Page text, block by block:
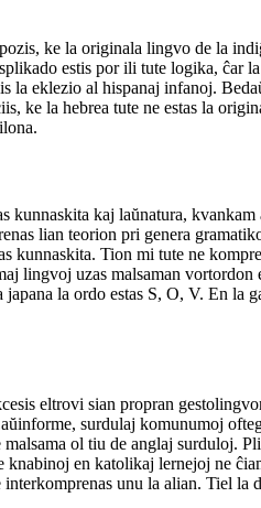
ke la originala lingvo de la
estis por ili tute logika, ĉar
la eklezio al hispanaj infanoj.
ke la hebrea tute ne estas la
kaj laŭnatura, kvankam
lian teorion pri genera
kunnaskita. Tion mi tute ne
lingvoj uzas malsaman vortordon
la ordo estas S, O, V. En la
eltrovi sian propran
surdulaj komunumoj
ol tiu de anglaj surduloj.
en katolikaj lernejoj ne
unu la alian. Tiel la